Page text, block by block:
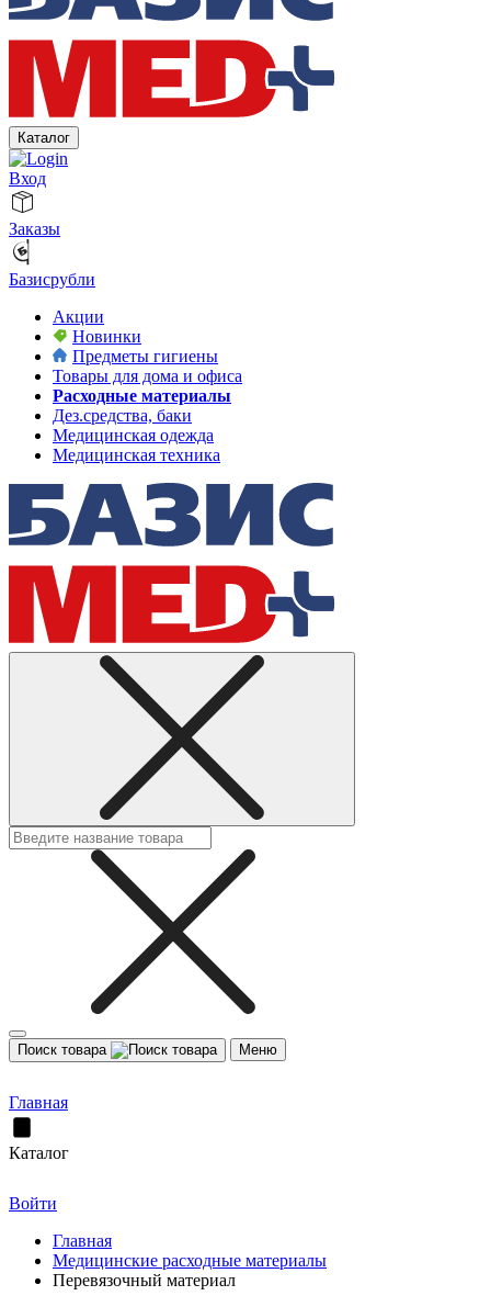
Каталог
Вход
Заказы
Базисрубли
Акции
Новинки
Предметы гигиены
Товары для дома и офиса
Расходные материалы
Дез.средства, баки
Медицинская одежда
Медицинская техника
Поиск товара Меню
Главная
Каталог
Войти
Главная
Медицинские расходные материалы
Перевязочный материал